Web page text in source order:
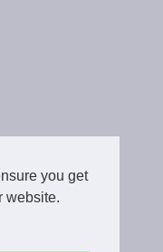
you get
website.